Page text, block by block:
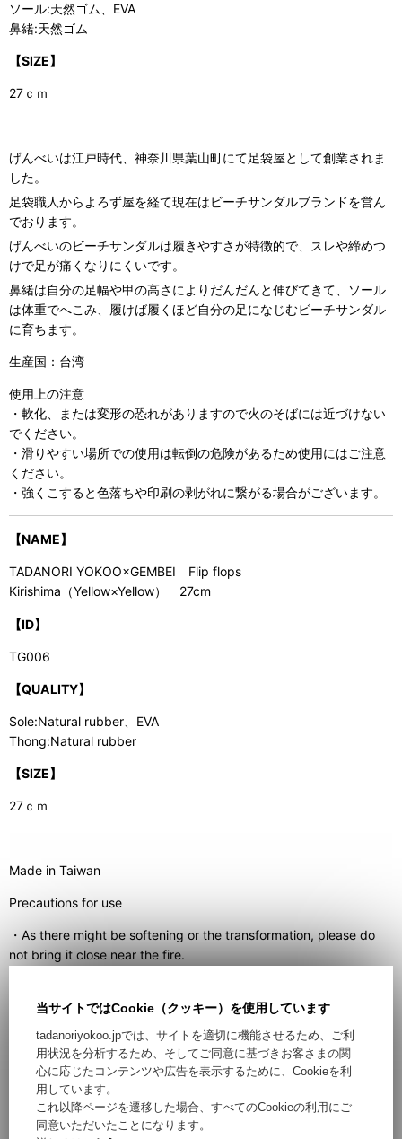
ソール:天然ゴム、EVA
鼻緒:天然ゴム
【SIZE】
27ｃｍ
げんべいは江戸時代、神奈川県葉山町にて足袋屋として創業されま
した。
足袋職人からよろず屋を経て現在はビーチサンダルブランドを営ん
でおります。
げんべいのビーチサンダルは履きやすさが特徴的で、スレや締めつ
けで足が痛くなりにくいです。
鼻緒は自分の足幅や甲の高さによりだんだんと伸びてきて、ソール
は体重でへこみ、履けば履くほど自分の足になじむビーチサンダル
に育ちます。
生産国：台湾
使用上の注意
・軟化、または変形の恐れがありますので火のそばには近づけない
でください。
・滑りやすい場所での使用は転倒の危険があるため使用にはご注意
ください。
・強くこすると色落ちや印刷の剥がれに繋がる場合がございます。
【NAME】
TADANORI YOKOO×GEMBEI Flip flops
Kirishima（Yellow×Yellow） 27cm
【ID】
TG006
【QUALITY】
Sole:Natural rubber、EVA
Thong:Natural rubber
【SIZE】
27ｃｍ
Made in Taiwan
Precautions for use
・As there might be softening or the transformation, please do
not bring it close near the fire.
be in danger of the fall.
・It may lead to discoloration and detachment of the print when I
strongly rub it.
当サイトではCookie（クッキー）を使用しています
tadanoriyokoo.jpでは、サイトを適切に機能させるため、ご利
用状況を分析するため、そしてご同意に基づきお客さまの関
心に応じたコンテンツや広告を表示するために、Cookieを利
用しています。
これ以降ページを遷移した場合、すべてのCookieの利用にご
同意いただいたことになります。